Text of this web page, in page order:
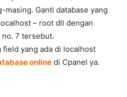
Ganti database yang
– root dll dengan
7 tersebut.
yang ada di localhost
online di Cpanel ya.